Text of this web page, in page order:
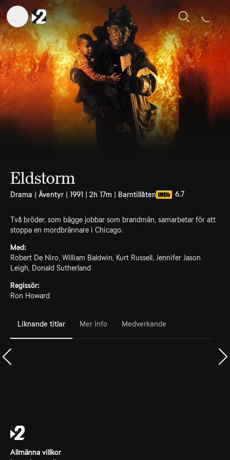
Sök
Eldstorm
Drama | Äventyr | 1991 | 2h 17m | Barntillåten 6.7
Två bröder, som bägge jobbar som brandmän, samarbetar för att
stoppa en mordbrännare i Chicago.
Med:
Robert De Niro, William Baldwin, Kurt Russell, Jennifer Jason
Leigh, Donald Sutherland
Regissör:
Ron Howard
Liknande titlar Mer info Medverkande
Allmänna villkor